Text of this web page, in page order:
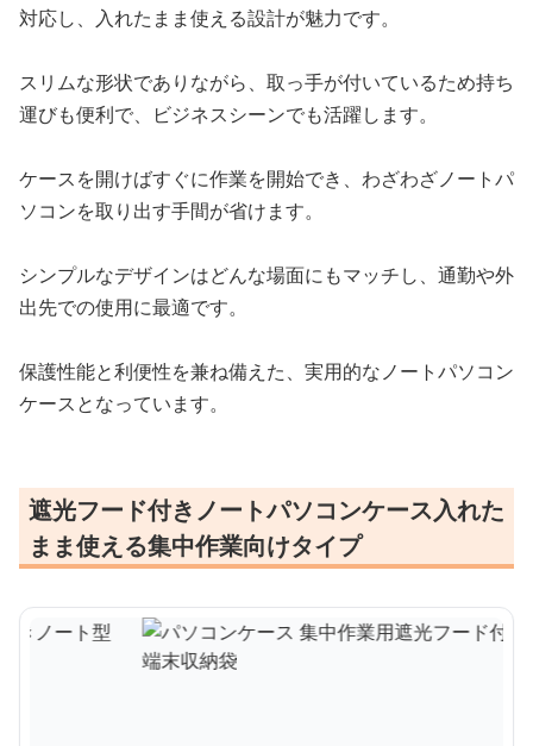
対応し、入れたまま使える設計が魅力です。
スリムな形状でありながら、取っ手が付いているため持ち
運びも便利で、ビジネスシーンでも活躍します。
ケースを開けばすぐに作業を開始でき、わざわざノートパ
ソコンを取り出す手間が省けます。
シンプルなデザインはどんな場面にもマッチし、通勤や外
出先での使用に最適です。
保護性能と利便性を兼ね備えた、実用的なノートパソコン
ケースとなっています。
遮光フード付きノートパソコンケース入れた
まま使える集中作業向けタイプ